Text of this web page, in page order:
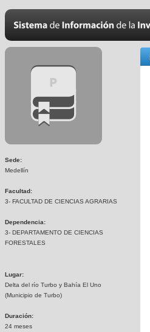
Sede:
Medellín
Facultad:
3- FACULTAD DE CIENCIAS AGRARIAS
Dependencia:
3- DEPARTAMENTO DE CIENCIAS
FORESTALES
Lugar:
Delta del río Turbo y Bahía El Uno
(Municipio de Turbo)
Duración:
24 meses